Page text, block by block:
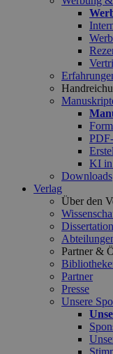
KI in
Downloads
Verlag
Über den
Partner &
Partner
Presse
Unsere